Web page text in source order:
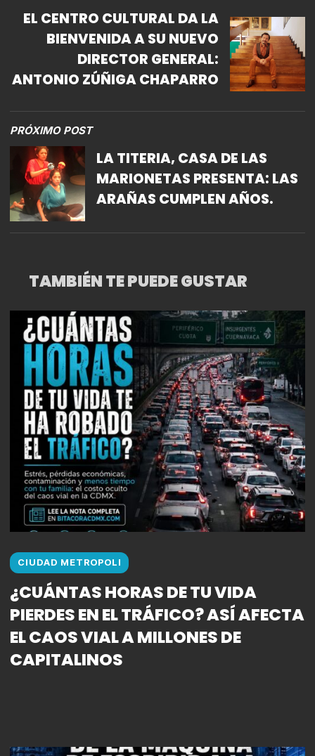
EL CENTRO CULTURAL DA LA
BIENVENIDA A SU NUEVO
DIRECTOR GENERAL:
ANTONIO ZÚÑIGA CHAPARRO
PRÓXIMO POST
LA TITERIA, CASA DE LAS
MARIONETAS PRESENTA: LAS
ARAÑAS CUMPLEN AÑOS.
TAMBIÉN TE PUEDE GUSTAR
CIUDAD METROPOLI
¿CUÁNTAS HORAS DE TU VIDA
PIERDES EN EL TRÁFICO? ASÍ AFECTA
EL CAOS VIAL A MILLONES DE
CAPITALINOS